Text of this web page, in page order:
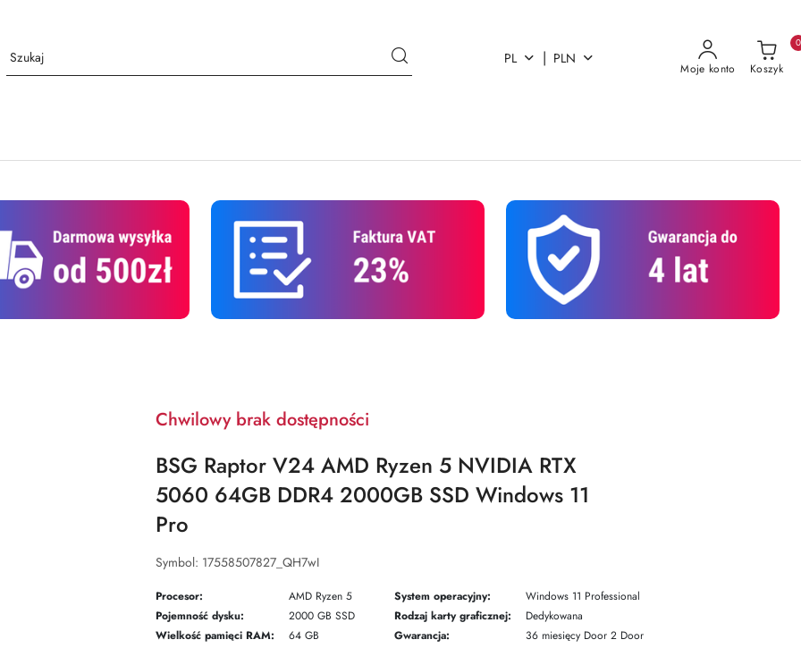
PL | PLN
Moje konto Koszyk
0
Chwilowy brak dostępności
BSG Raptor V24 AMD Ryzen 5 NVIDIA RTX
5060 64GB DDR4 2000GB SSD Windows 11
Pro
Symbol: 17558507827_QH7wI
Procesor: AMD Ryzen 5 System operacyjny:
Windows 11 Professional
Pojemność dysku:
2000 GB SSD Rodzaj karty graficznej:
Dedykowana
Wielkość pamięci RAM:
64 GB Gwarancja: 36 miesięcy Door 2 Door